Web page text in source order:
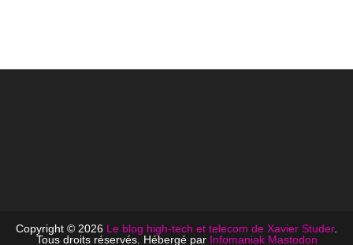
Copyright © 2026 Le blog high-tech et telecom de Xavier Studer.
Tous droits réservés. Hébergé par Infomaniak Mastodon